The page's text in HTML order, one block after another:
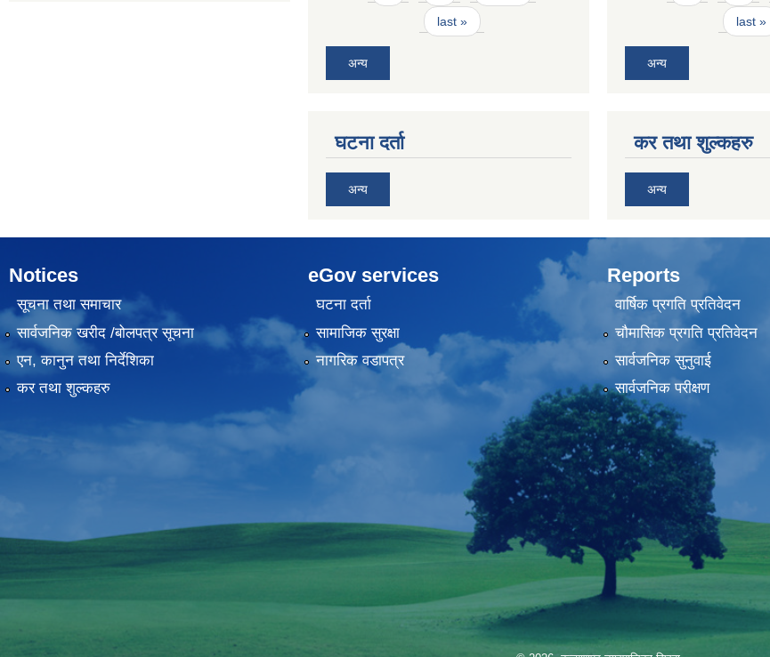
last »
अन्य
last »
अन्य
घटना दर्ता
अन्य
कर तथा शुल्कहरु
अन्य
Notices
सूचना तथा समाचार
सार्वजनिक खरीद /बोलपत्र सूचना
एन, कानुन तथा निर्देशिका
कर तथा शुल्कहरु
eGov services
घटना दर्ता
सामाजिक सुरक्षा
नागरिक वडापत्र
Reports
वार्षिक प्रगति प्रतिवेदन
चौमासिक प्रगति प्रतिवेदन
सार्वजनिक सुनुवाई
सार्वजनिक परीक्षण